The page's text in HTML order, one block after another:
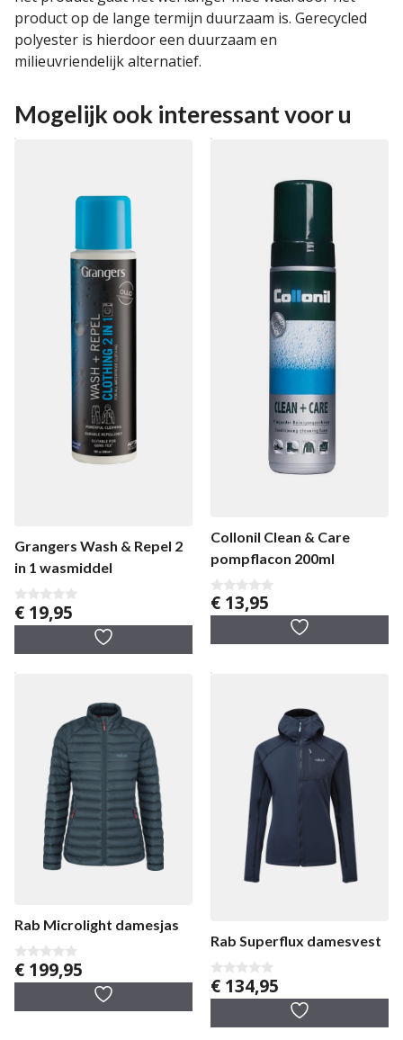
product op de lange termijn duurzaam is. Gerecycled
polyester is hierdoor een duurzaam en
milieuvriendelijk alternatief.
Mogelijk ook interessant voor u
Grangers Wash & Repel 2
in 1 wasmiddel
0
v
€ 19,95
Collonil Clean & Care
pompflacon 200ml
0
v
€ 13,95
Rab Microlight damesjas
0
v
5
€ 199,95
Rab Superflux damesvest
0
v
5
€ 134,95